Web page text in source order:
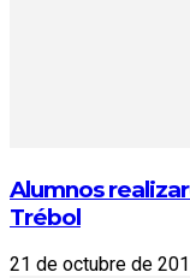
Alumnos
Trébol
21 de octubre de